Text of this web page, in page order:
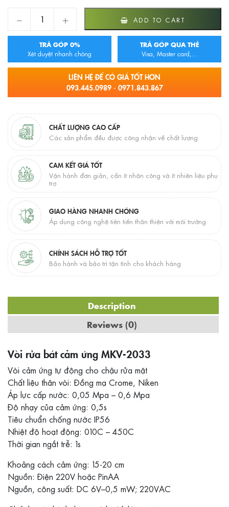
Vòi rửa bát cảm ứng MKV-2033 quantity
ADD TO CART
TRẢ GÓP 0%
Xét duyệt nhanh chóng
TRẢ GÓP QUA THẺ
Visa, Master card,...
LIÊN HỆ ĐỂ CÓ GIÁ TỐT HƠN
093.445.0989 - 0971.843.867
CHẤT LƯỢNG CAO CẤP
Các sản phẩm đều được công nhận về chất lượng
CAM KẾT GIÁ TỐT
Vận hành đơn giản, cần ít nhân công và ít nhiên liệu phụ
trợ
GIAO HÀNG NHANH CHÓNG
Áp dụng công nghệ tiên tiến thân thiện với môi trường
CHÍNH SÁCH HỖ TRỢ TỐT
Bảo hành và bảo trì tận tình cho khách hàng
Description
Reviews (0)
Vòi rửa bát cảm ứng MKV-2033
Vòi cảm ứng tự động cho chậu rửa mặt
Chất liệu thân vòi: Đồng mạ Crome, Niken
Áp lực cấp nước: 0,05 Mpa – 0,6 Mpa
Độ nhạy của cảm ứng: 0,5s
Tiêu chuẩn chống nước IP56
Nhiệt độ hoạt động: 010C – 450C
Thời gian ngắt trễ: 1s
Khoảng cách cảm ứng: 15-20 cm
Nguồn: Điện 220V hoặc PinAA
Nguồn, công suất: DC 6V–0,5 mW; 220VAC